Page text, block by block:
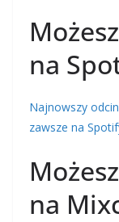
na
Najnowszy
zawsze na
na